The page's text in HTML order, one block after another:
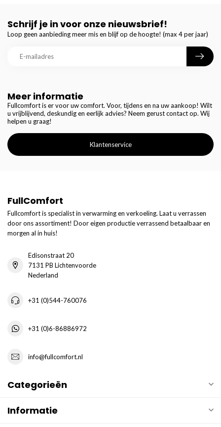
Meer informatie
Fullcomfort is er voor uw comfort. Voor, tijdens en na uw aankoop! Wilt
u vrijblijvend, deskundig en eerlijk advies? Neem gerust contact op. Wij
helpen u graag!
Klantenservice
Schrijf je in voor onze nieuwsbrief!
Loop geen aanbieding meer mis en blijf op de hoogte! (max 4 per jaar)
FullComfort
Fullcomfort is specialist in verwarming en verkoeling. Laat u verrassen
door ons assortiment! Door eigen productie verrassend betaalbaar en
morgen al in huis!
Edisonstraat 20
7131 PB Lichtenvoorde
Nederland
+31 (0)544-760076
+31 (0)6-86886972
info@fullcomfort.nl
Categorieën
Informatie